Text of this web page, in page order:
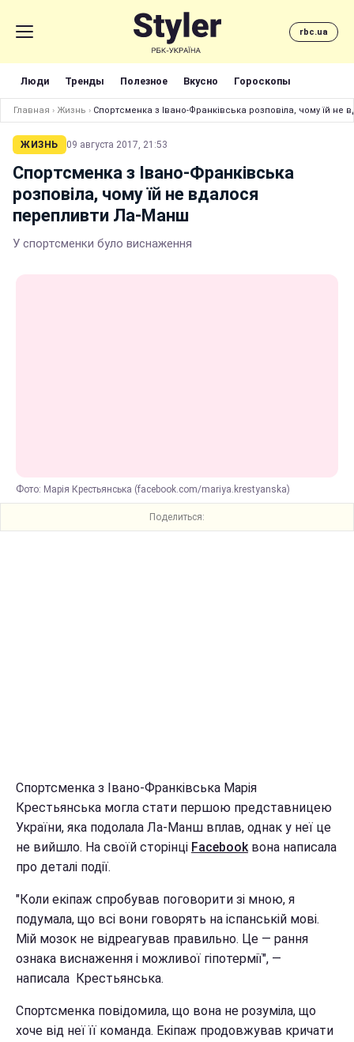
rbc.ua
Люди Тренды Полезное Вкусно Гороскопы
Главная › Жизнь › Спортсменка з Івано-Франківська розповіла, чому їй
ЖИЗНЬ 09 августа 2017, 21:53
Спортсменка з Івано-Франківська
розповіла, чому їй не вдалося
перепливти Ла-Манш
У спортсменки було виснаження
Фото: Марія Крестьянська (facebook.com/mariya.krestyanska)
Поделиться:
Спортсменка з Івано-Франківська Марія
Крестьянська могла стати першою представницею
України, яка подолала Ла-Манш вплав, однак у неї це
не вийшло. На своїй сторінці Facebookвона написала
про деталі події.
"Коли екіпаж спробував поговорити зі мною, я
подумала, що всі вони говорять на іспанській мові.
Мій мозок не відреагував правильно. Це — рання
ознака виснаження і можливої гіпотермії", —
написала Крестьянська.
Спортсменка повідомила, що вона не розуміла, що
хоче від неї її команда. Екіпаж продовжував кричати